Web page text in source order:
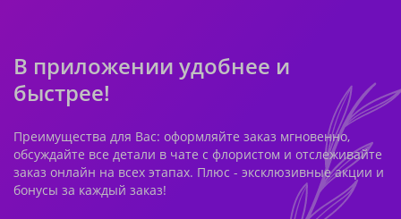
В приложении удобнее и
быстрее!
Преимущества для Вас: оформляйте заказ мгновенно,
обсуждайте все детали в чате с флористом и отслеживайте
заказ онлайн на всех этапах. Плюс - эксклюзивные акции и
бонусы за каждый заказ!